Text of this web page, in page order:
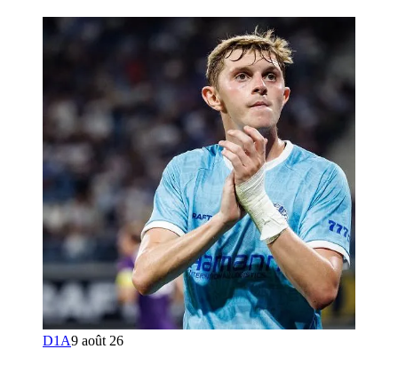
D1A9 août 26